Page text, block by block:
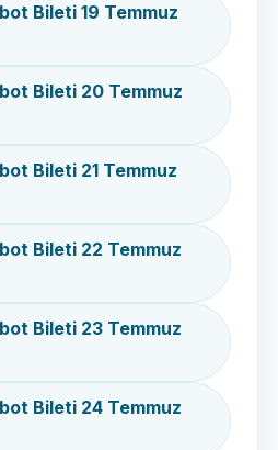
Bileti 19 Temmuz
Bileti 20 Temmuz
Bileti 21 Temmuz
Bileti 22 Temmuz
Bileti 23 Temmuz
Bileti 24 Temmuz